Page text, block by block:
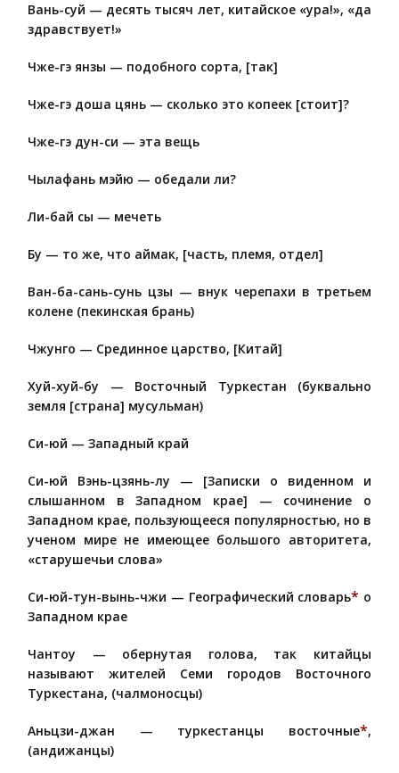
Вань-суй — десять тысяч лет, китайское «ура!», «да
здравствует!»
Чже-гэ янзы — подобного сорта, [так]
Чже-гэ доша цянь — сколько это копеек [стоит]?
Чже-гэ дун-си — эта вещь
Чылафань мэйю — обедали ли?
Ли-бай сы — мечеть
Бу — то же, что аймак, [часть, племя, отдел]
Ван-ба-сань-сунь цзы — внук черепахи в третьем
колене (пекинская брань)
Чжунго — Срединное царство, [Китай]
Хуй-хуй-бу — Восточный Туркестан (буквально
земля [страна] мусульман)
Си-юй — Западный край
Си-юй Вэнь-цзянь-лу — [Записки о виденном и
слышанном в Западном крае] — сочинение о
Западном крае, пользующееся популярностью, но в
ученом мире не имеющее большого авторитета,
«старушечьи слова»
Си-юй-тун-вынь-чжи — Географический словарь* о
Западном крае
Чантоу — обернутая голова, так китайцы
называют жителей Семи городов Восточного
Туркестана, (чалмоносцы)
Аньцзи-джан — туркестанцы восточные*,
(андижанцы)